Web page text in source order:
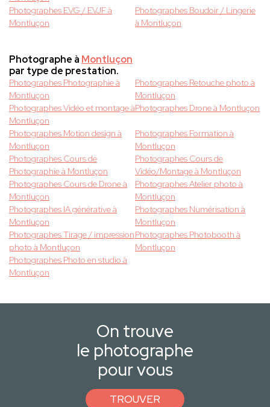
Photographes EVG / EVJF à
Montluçon
Photographes Boudoir / Lingerie
à Montluçon
Photographe à Montluçon
par type de prestation.
Photographes Photographie à
Montluçon
Photographes Retouche photo à
Montluçon
Photographes Vidéo et montage à
Montluçon
Photographes Drone à Montluçon
Photographes Motion design à
Montluçon
Photographes Formation à
Montluçon
Photographes Cours de
Photographie à Montluçon
Photographes Cours de
Vidéo/Montage à Montluçon
Photographes Cours de Drone à
Montluçon
Photographes Atelier photo à
Montluçon
Photographes IA générative à
Montluçon
Photographes Numérisation à
Montluçon
Photographes Tirage / impression
photo à Montluçon
Photographes Photobooth à
Montluçon
Photographes Photo en studio à
Montluçon
On trouve
le photographe
pour vous
TROUVER